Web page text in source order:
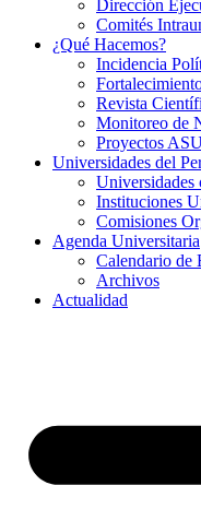
Dirección
Comités
¿Qué Hacemos?
Incidencia
Revista
Monitoreo de
Proyectos
Universidades del
Universidades
Instituciones
Comisiones
Agenda Universitaria
Calendario de
Archivos
Actualidad